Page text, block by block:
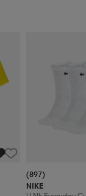
(897)
NIKE